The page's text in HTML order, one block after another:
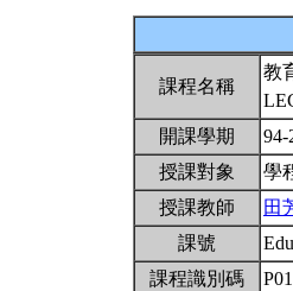
課程名稱
教
開課學期
94-
授課對象
學
授課教師
田
課號
課程識別碼